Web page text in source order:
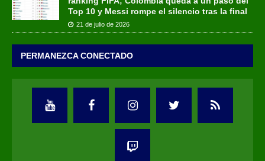
Top 10 y Messi rompe el silencio tras la final
21 de julio de 2026
PERMANEZCA CONECTADO